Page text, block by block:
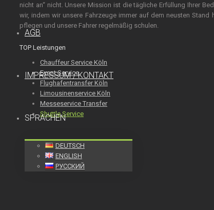
AGB
IMPRESSUM / KONTAKT
SPRACHEN
DEUTSCH
ENGLISH
РУССКИЙ
nicht an“ nicht. Unsere Mission ist die tägliche Erfüllung Ihrer
wir, indem wir unsere Fahrzeuge immer auf dem neusten Stand
pflegen und unsere Fahrer regelmäßig schulen.
TOP Leistungen
Chauffeur Service Köln
Event Service
Flughafentransfer Köln
Limousinenservice Köln
Messeservice Transfer
Shuttle Service